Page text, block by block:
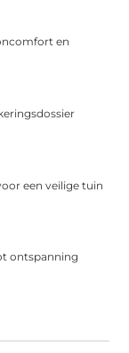
en
een veilige tuin
ontspanning